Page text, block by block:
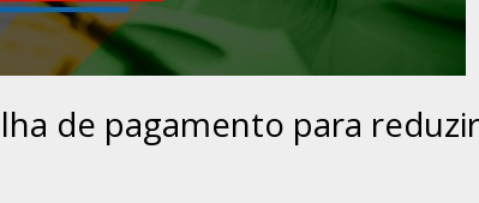
de pagamento para